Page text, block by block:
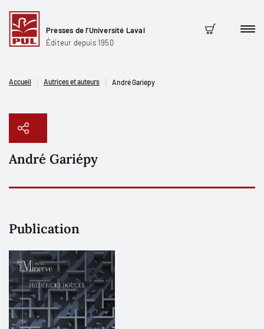
Presses de l'Université Laval
Éditeur depuis 1950
Panier
Accueil Autrices et auteurs André Gariépy
André Gariépy
Publication